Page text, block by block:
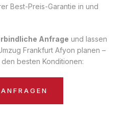
Best-Preis-Garantie in und
Anfrage und lassen
Frankfurt Afyon planen –
besten Konditionen: